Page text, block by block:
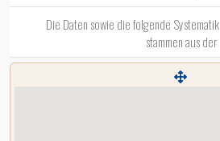
Die Daten sowie die folgende Systematik
stammen aus der